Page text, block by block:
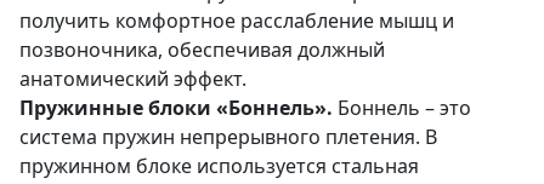
получить комфортное расслабление мышц и
позвоночника, обеспечивая должный
анатомический эффект.
Пружинные блоки «Боннель». Боннель – это
система пружин непрерывного плетения. В
пружинном блоке используется стальная